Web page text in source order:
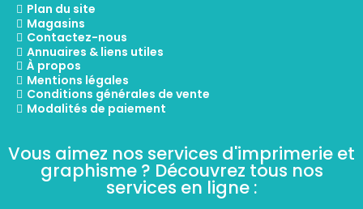
Plan du site
Magasins
Contactez-nous
Annuaires & liens utiles
À propos
Mentions légales
Conditions générales de vente
Modalités de paiement
Vous aimez nos services d'imprimerie et
graphisme ? Découvrez tous nos
services en ligne :​